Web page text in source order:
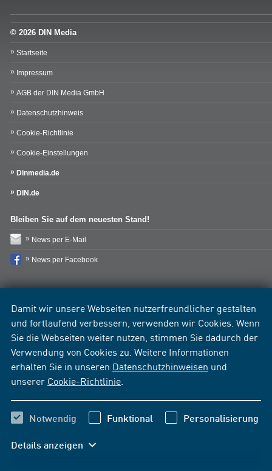
Damit wir unsere Webseiten nutzerfreundlicher gestalten
und fortlaufend verbessern, verwenden wir Cookies. Wenn
Sie die Webseiten weiter nutzen, stimmen Sie dadurch der
Verwendung von Cookies zu. Weitere Informationen
erhalten Sie in unseren Datenschutzhinweisen und
unserer Cookie-Richtlinie
Notwendig Funktional Personalisierung
Details anzeigen
© 2026 DIN Media
Startseite
Impressum
AGB der DIN Media GmbH
Datenschutzhinweis
Cookie-Richtlinie
Cookie-Einstellungen
Dinmedia.de
DIN.de
Bleiben Sie auf dem neuesten Stand!
News per E-Mail
News per Facebook